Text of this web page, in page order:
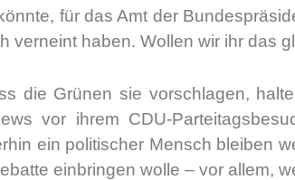
für das Amt der
ver­neint haben. Wol­len wir ihr das
die Grü­nen sie vor­schla­gen,
vor ihrem CDU-
ein poli­ti­scher Mensch blei­ben
ein­brin­gen wol­le – vor allem,